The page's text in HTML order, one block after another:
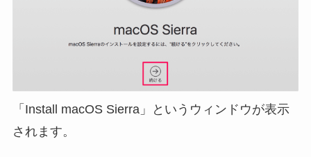
「Install macOS Sierra」というウィンドウが表示
されます。